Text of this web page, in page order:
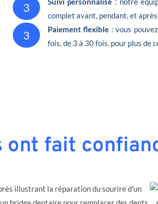
3
complet avant, pendant, et
3 Paiement flexible : vous
fois, de 3 à 30 fois, pour plus de
ont fait